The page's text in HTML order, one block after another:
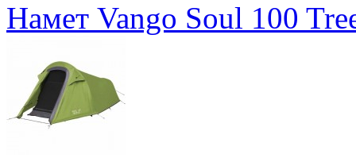
Намет Vango Soul 100